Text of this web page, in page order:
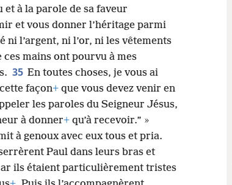
à la parole de sa faveur
et vous donner l’héritage parmi
ni l’argent, ni l’or, ni les vêtements
ces mains ont pourvu à mes
35 En toutes choses, je vous ai
façon+ que vous devez venir en
les paroles du Seigneur Jésus,
à donner+ qu’à recevoir.” »
à genoux avec eux tous et pria.
Paul dans leurs bras et
ils étaient particulièrement tristes